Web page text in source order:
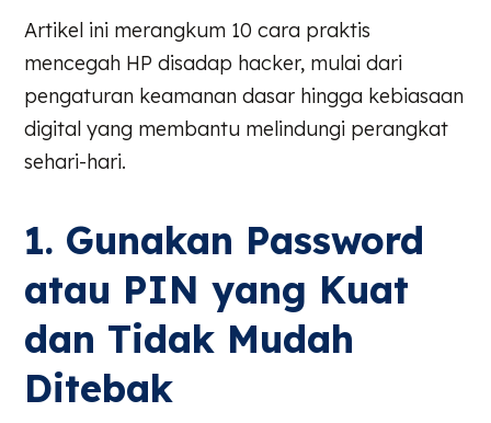
Artikel ini merangkum 10 cara praktis
mencegah HP disadap hacker, mulai dari
pengaturan keamanan dasar hingga kebiasaan
digital yang membantu melindungi perangkat
sehari-hari.
1. Gunakan Password
atau PIN yang Kuat
dan Tidak Mudah
Ditebak